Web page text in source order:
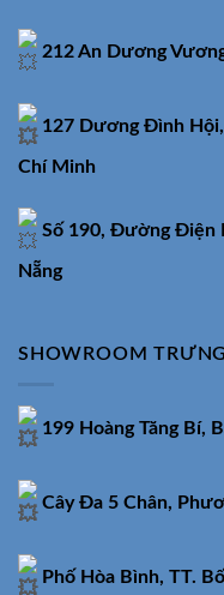
212 An Dương
127 Dương Đình
Chí Minh
Số 190, Đường Điện
Nẵng
SHOWROOM
199 Hoàng Tăng Bí,
Cây Đa 5 Chân,
Phố Hòa Bình, TT.